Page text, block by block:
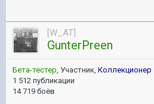
[W_AT]
GunterPreen
Бета-тестер, Участник, Коллекционер
1 512 публикации
14 719 боёв